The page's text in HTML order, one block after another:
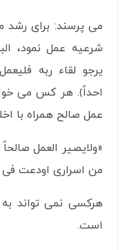
می پرسند: برای رشد
شرعیه عمل نمود،
یرجو لقاء ربه
احداً﴾. هر کس می
عمل صالح همراه با
«ولایصیر العمل
من اسراری اودعت فی
هرکسی نمی تواند
است.